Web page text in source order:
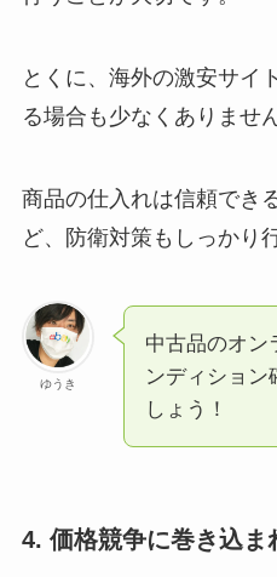
とくに、海外の激安サイ
る場合も少なくありません
商品の仕入れは信頼でき
ど、防衛対策もしっかり
ゆうき
中古品のオン
ンディション
しょう！
4. 価格競争に巻き込ま